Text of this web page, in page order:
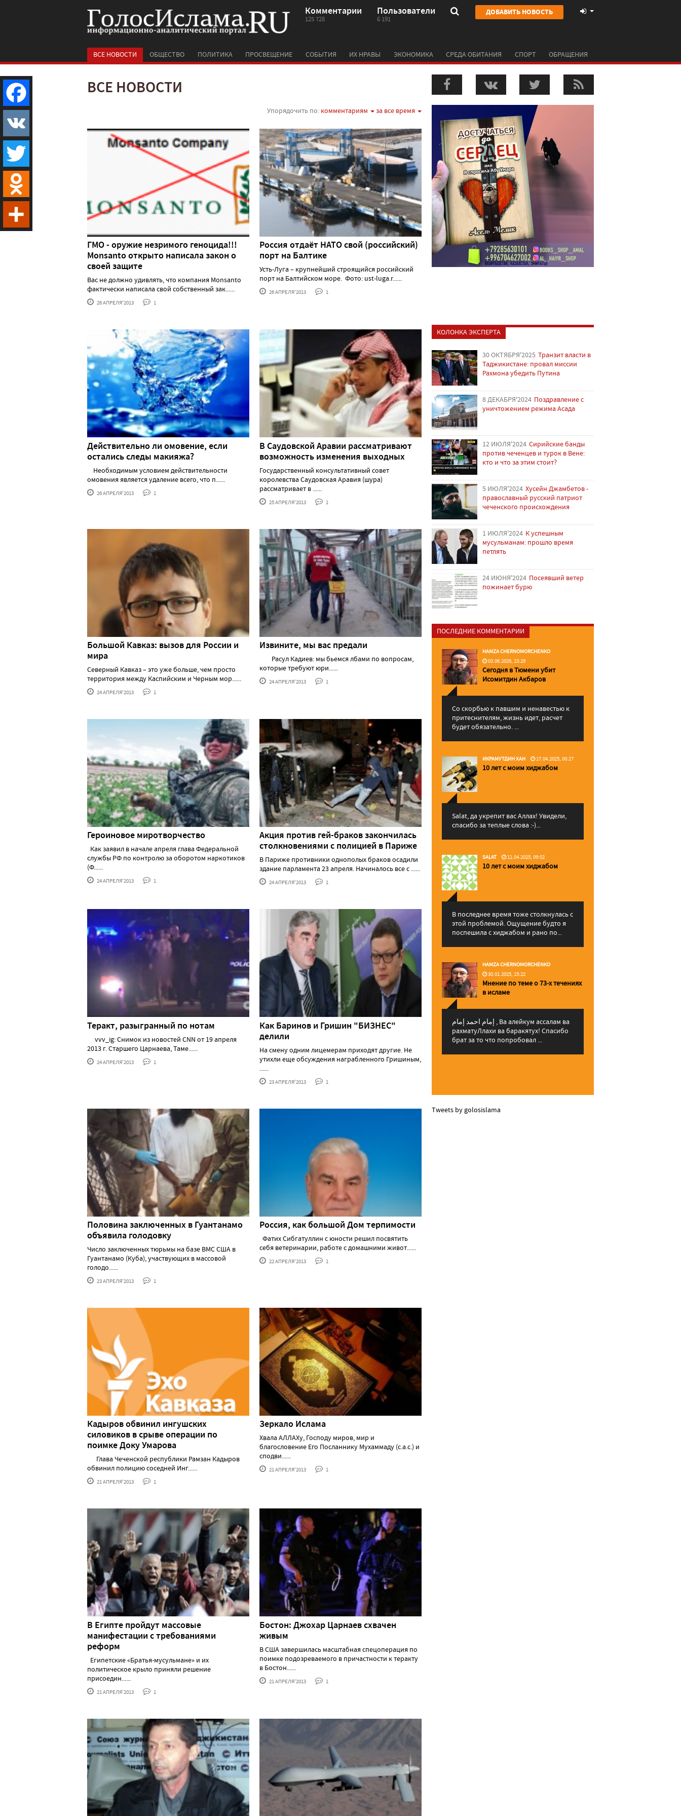
Комментарии
125 728
Пользователи
6 191
ДОБАВИТЬ НОВОСТЬ
ВСЕ НОВОСТИ ОБЩЕСТВО ПОЛИТИКА ПРОСВЕЩЕНИЕ СОБЫТИЯ ИХ НРАВЫ ЭКОНОМИКА СРЕДА ОБИТАНИЯ СПОРТ ОБРАЩЕНИЯ
ВСЕ НОВОСТИ
Упорядочить по: комментариям за все время
ГМО - оружие незримого геноцида!!!
Monsanto открыто написала закон о
своей защите
Вас не должно удивлять, что компания Monsanto
фактически написала свой собственный зак......
26 АПРЕЛЯ'2013 1
Россия отдаёт НАТО свой (российский)
порт на Балтике
Усть-Луга – крупнейший строящийся российский
порт на Балтийском море. Фото: ust-luga.r......
26 АПРЕЛЯ'2013 1
Действительно ли омовение, если
остались следы макияжа?
Необходимым условием действительности
омовения является удаление всего, что п......
26 АПРЕЛЯ'2013 1
В Саудовской Аравии рассматривают
возможность изменения выходных
Государственный консультативный совет
королевства Саудовская Аравия (шура)
рассматривает в ......
25 АПРЕЛЯ'2013 1
Большой Кавказ: вызов для России и
мира
Северный Кавказ – это уже больше, чем просто
территория между Каспийским и Черным мор......
24 АПРЕЛЯ'2013 1
Извините, мы вас предали
Расул Кадиев: мы бьемся лбами по вопросам,
которые требуют юри......
24 АПРЕЛЯ'2013 1
Героиновое миротворчество
Как заявил в начале апреля глава Федеральной
службы РФ по контролю за оборотом наркотиков
(Ф......
24 АПРЕЛЯ'2013 1
Акция против гей-браков закончилась
столкновениями с полицией в Париже
В Париже противники однополых браков осадили
здание парламента 23 апреля. Начиналось все с ......
24 АПРЕЛЯ'2013 1
Теракт, разыгранный по нотам
vvv_ig: Снимок из новостей CNN от 19 апреля
2013 г. Старшего Царнаева, Таме......
24 АПРЕЛЯ'2013 1
Как Баринов и Гришин "БИЗНЕС"
делили
На смену одним лицемерам приходят другие. Не
утихли еще обсуждения награбленного Гришиным,
......
23 АПРЕЛЯ'2013 1
Половина заключенных в Гуантанамо
объявила голодовку
Число заключенных тюрьмы на базе ВМС США в
Гуантанамо (Куба), участвующих в массовой
голодо......
23 АПРЕЛЯ'2013 1
Россия, как большой Дом терпимости
Фатих Сибгатуллин с юности решил посвятить
себя ветеринарии, работе с домашними живот......
22 АПРЕЛЯ'2013 1
Кадыров обвинил ингушских
силовиков в срыве операции по
поимке Доку Умарова
Глава Чеченской республики Рамзан Кадыров
обвинил полицию соседней Инг......
21 АПРЕЛЯ'2013 1
Зеркало Ислама
Хвала АЛЛАХу, Господу миров, мир и
благословение Его Посланнику Мухаммаду (с.а.с.) и
сподви......
21 АПРЕЛЯ'2013 1
В Египте пройдут массовые
манифестации с требованиями
реформ
Египетские «Братья-мусульмане» и их
политическое крыло приняли решение
присоедин......
21 АПРЕЛЯ'2013 1
Бостон: Джохар Царнаев схвачен
живым
В США завершилась масштабная спецоперация по
поимке подозреваемого в причастности к теракту
в Бостон......
21 АПРЕЛЯ'2013 1
КОЛОНКА ЭКСПЕРТА
30 ОКТЯБРЯ'2025 Транзит власти в
Таджикистане: провал миссии
Рахмона убедить Путина
8 ДЕКАБРЯ'2024 Поздравление с
уничтожением режима Асада
12 ИЮЛЯ'2024 Сирийские банды
против чеченцев и турок в Вене:
кто и что за этим стоит?
5 ИЮЛЯ'2024 Хусейн Джамбетов -
православный русский патриот
чеченского происхождения
1 ИЮЛЯ'2024 К успешным
мусульманам: прошло время
петлять
24 ИЮНЯ'2024 Посеявший ветер
пожинает бурю
ПОСЛЕДНИЕ КОММЕНТАРИИ
HAMZA CHERNOMORCHENKO
03.06.2026, 23:29
Сегодня в Тюмени убит
Исомитдин Акбаров
Со скорбью к павшим и ненавестью к
притеснителям, жизнь идет, расчет
будет обязательно. ...
ИКРАМУТДИН ХАН 17.04.2025, 00:27
10 лет с моим хиджабом
Salat, да укрепит вас Аллаx! Увидели,
спасибо за теплые слова :-)...
SALAT 11.04.2025, 09:02
10 лет с моим хиджабом
В последнее время тоже столкнулась с
этой проблемой. Ощущение будто я
поспешила с хиджабом и рано по...
HAMZA CHERNOMORCHENKO
30.01.2025, 15:22
Мнение по теме о 73-х течениях
в исламе
إمام احمد إمام , Ва алейкум ассалам ва
рахматуЛлахи ва баракятух! Спасибо
брат за то что попробовал ...
Tweets by golosislama
Facebook
VK
Twitter
Odnoklassniki